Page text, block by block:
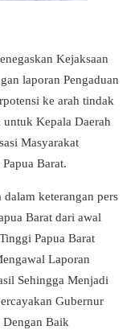
Kejaksaan
laporan Pengaduan
ke arah tindak
Kepala Daerah
Masyarakat
Barat.
keterangan pers
Barat dari awal
Papua Barat
Laporan
Sehingga Menjadi
Gubernur
Baik